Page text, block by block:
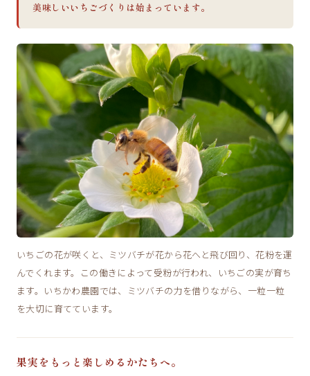
美味しいいちごづくりは始まっています。
いちごの花が咲くと、ミツバチが花から花へと飛び回り、花粉を運
んでくれます。この働きによって受粉が行われ、いちごの実が育ち
ます。いちかわ農園では、ミツバチの力を借りながら、一粒一粒
を大切に育てています。
果実をもっと楽しめるかたちへ。